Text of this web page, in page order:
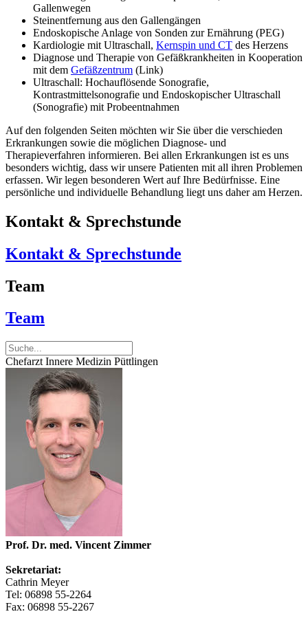
Gallenwegen
Steinentfernung aus den Gallengängen
Endoskopische Anlage von Sonden zur Ernährung (PEG)
Kardiologie mit Ultraschall, Kernspin und CT des Herzens
Diagnose und Therapie von Gefäßkrankheiten in Kooperation
mit dem Gefäßzentrum (Link)
Ultraschall: Hochauflösende Sonografie,
Kontrastmittelsonografie und Endoskopischer Ultraschall
(Sonografie) mit Probeentnahmen
Auf den folgenden Seiten möchten wir Sie über die verschieden
Erkrankungen sowie die möglichen Diagnose- und
Therapieverfahren informieren. Bei allen Erkrankungen ist es uns
besonders wichtig, dass wir unsere Patienten mit all ihren Problemen
erfassen. Wir legen besonderen Wert auf Ihre Bedürfnisse. Eine
persönliche und individuelle Behandlung liegt uns daher am Herzen.
Kontakt & Sprechstunde
Kontakt & Sprechstunde
Team
Team
Chefarzt Innere Medizin Püttlingen
Prof. Dr. med. Vincent Zimmer
Sekretariat:
Cathrin Meyer
Tel: 06898 55-2264
Fax: 06898 55-2267